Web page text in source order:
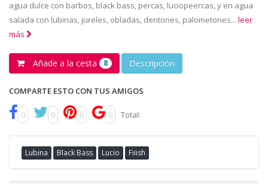
agua dulce con barbos, black bass, percas, luciopeercas, y en agua
salada con lubinas, jureles, obladas, dentones, palometones... leer
más
Añade a la cesta 8 Descripción
COMPARTE ESTO CON TUS AMIGOS
0 0 0 0 Total:
Lubina Black Bass Lucio Fiiish